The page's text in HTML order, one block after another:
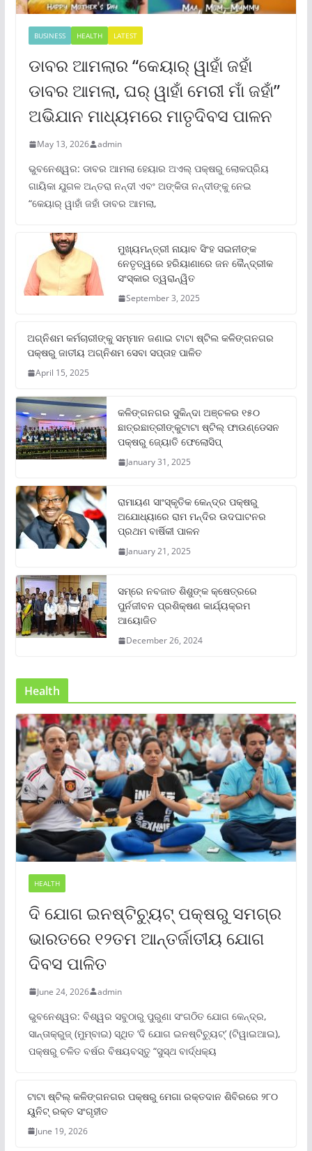
BUSINESS HEALTH LATEST
ଡାବର ଆମଲାର “କେୟାର୍ ୱାହାଁ ଜହାଁ
ଡାବର ଆମଲା, ଘର୍ ୱାହାଁ ମେରୀ ମାଁ ଜହାଁ”
ଅଭିଯାନ ମାଧ୍ୟମରେ ମାତୃଦିବସ ପାଳନ
May 13, 2026 admin
ଭୁବନେଶ୍ୱର: ଡାବର ଆମଲା ହେୟାର ଅଏଲ୍ ପକ୍ଷରୁ ଲୋକପ୍ରିୟ
ଗାୟିକା ଯୁଗଳ ଅନ୍ତରା ନନ୍ଦୀ ଏବଂ ଅଙ୍କିତା ନନ୍ଦୀଙ୍କୁ ନେଇ
“କେୟାର୍ ୱାହାଁ ଜହାଁ ଡାବର ଆମଲା,
ମୁଖ୍ୟମନ୍ତ୍ରୀ ନାୟାବ ସିଂହ ସଇନୀଙ୍କ
ନେତୃତ୍ୱରେ ହରିୟାଣାରେ ଜନ କୈନ୍ଦ୍ରୀକ
ସଂସ୍କାର ତ୍ୱରାନ୍ୱିତ
September 3, 2025
ଅଗ୍ନିଶମ କର୍ମଚାରୀଙ୍କୁ ସମ୍ମାନ ଜଣାଇ ଟାଟା ଷ୍ଟିଲ କଳିଙ୍ଗନଗର
ପକ୍ଷରୁ ଜାତୀୟ ଅଗ୍ନିଶମ ସେବା ସପ୍ତାହ ପାଳିତ
April 15, 2025
କଳିଙ୍ଗନଗର ସୁକିନ୍ଦା ଅଞ୍ଚଳର ୧୫୦
ଛାତ୍ରଛାତ୍ରୀଙ୍କୁଟାଟା ଷ୍ଟିଲ୍ ଫାଉଣ୍ଡେସନ
ପକ୍ଷରୁ ଜ୍ୟୋତି ଫେଲୋସିପ୍‌
January 31, 2025
ରାମାୟଣ ସାଂସ୍କୃତିକ କେନ୍ଦ୍ର ପକ୍ଷରୁ
ଅଯୋଧ୍ୟାରେ ରାମ ମନ୍ଦିର ଉଦଘାଟନର
ପ୍ରଥମ ବାର୍ଷିକୀ ପାଳନ
January 21, 2025
ସମ୍‌ରେ ନବଜାତ ଶିଶୁଙ୍କ କ୍ଷେତ୍ରରେ
ପୁର୍ନଜୀବନ ପ୍ରଶିକ୍ଷଣ କାର୍ଯ୍ୟକ୍ରମ
ଆୟୋଜିତ
December 26, 2024
Health
HEALTH
ଦି ଯୋଗ ଇନଷ୍ଟିଚ୍ୟୁଟ୍ ପକ୍ଷରୁ ସମଗ୍ର
ଭାରତରେ ୧୨ତମ ଆନ୍ତର୍ଜାତୀୟ ଯୋଗ
ଦିବସ ପାଳିତ
June 24, 2026 admin
ଭୁବନେଶ୍ୱର: ବିଶ୍ୱର ସବୁଠାରୁ ପୁରୁଣା ସଂଗଠିତ ଯୋଗ କେନ୍ଦ୍ର,
ସାନ୍ତାକ୍ରୁଜ୍ (ମୁମ୍ବାଇ) ସ୍ଥିତ ‘ଦି ଯୋଗ ଇନଷ୍ଟିଚ୍ୟୁଟ୍‌’ (ଟିୱାଇଆଇ),
ପକ୍ଷରୁ ଚଳିତ ବର୍ଷର ବିଷୟବସ୍ତୁ “ସୁସ୍ଥ ବାର୍ଦ୍ଧକ୍ୟ
ଟାଟା ଷ୍ଟିଲ୍‌ କଳିଙ୍ଗନଗର ପକ୍ଷରୁ ମେଗା ରକ୍ତଦାନ ଶିବିରରେ ୨୮୦
ୟୁନିଟ୍‌ ରକ୍ତ ସଂଗୃହୀତ
June 19, 2026